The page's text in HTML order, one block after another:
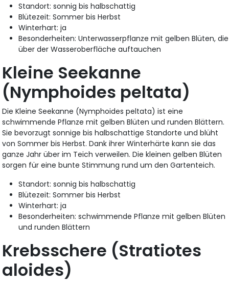
Standort: sonnig bis halbschattig
Blütezeit: Sommer bis Herbst
Winterhart: ja
Besonderheiten: Unterwasserpflanze mit gelben Blüten, die
über der Wasseroberfläche auftauchen
Kleine Seekanne
(Nymphoides peltata)
Die Kleine Seekanne (Nymphoides peltata) ist eine
schwimmende Pflanze mit gelben Blüten und runden Blättern.
Sie bevorzugt sonnige bis halbschattige Standorte und blüht
von Sommer bis Herbst. Dank ihrer Winterhärte kann sie das
ganze Jahr über im Teich verweilen. Die kleinen gelben Blüten
sorgen für eine bunte Stimmung rund um den Gartenteich.
Standort: sonnig bis halbschattig
Blütezeit: Sommer bis Herbst
Winterhart: ja
Besonderheiten: schwimmende Pflanze mit gelben Blüten
und runden Blättern
Krebsschere (Stratiotes
aloides)